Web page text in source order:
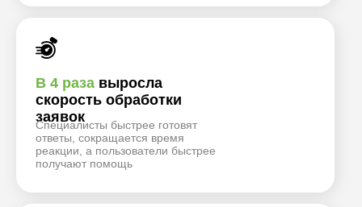
В 4 раза выросла
скорость обработки
заявок
Специалисты быстрее готовят
ответы, сокращается время
реакции, а пользователи быстрее
получают помощь